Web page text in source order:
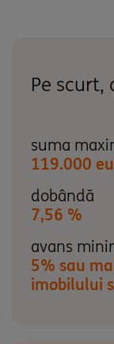
Pe scurt,
suma
119.000
dobândă
7,56 %
avans
5% sau
imobilului